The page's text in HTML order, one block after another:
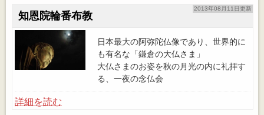
2013年08月11日更新
知恩院輪番布教
日本最大の阿弥陀仏像であり、世界的に
も有名な「鎌倉の大仏さま」
大仏さまのお姿を秋の月光の内に礼拝す
る、一夜の念仏会
詳細を読む